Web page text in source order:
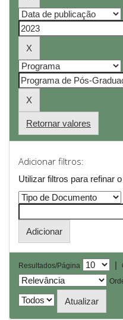
Retornar valores
Adicionar filtros:
Utilizar filtros para refinar
Resultados/Página |